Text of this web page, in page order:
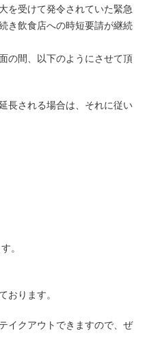
を受けて発令されていた緊急
き飲食店への時短要請が継続
の間、以下のようにさせて頂
長される場合は、それに従い
。
おります。
イクアウトできますので、ぜ